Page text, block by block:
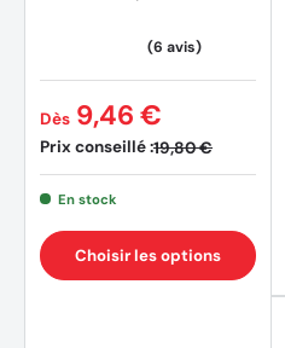
Prix conseillé :19,80 €
Dès 9,46 €
En stock
Choisir les options